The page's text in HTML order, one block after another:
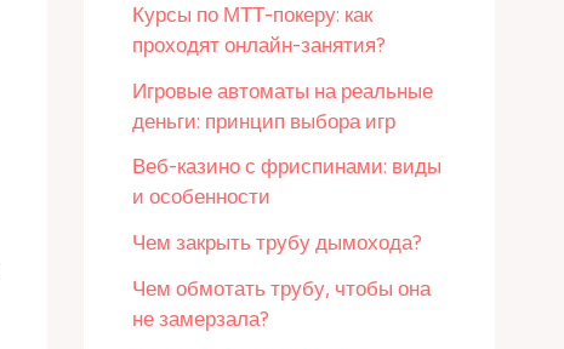
Курсы по МТТ-покеру: как
проходят онлайн-занятия?
Игровые автоматы на реальные
деньги: принцип выбора игр
Веб-казино с фриспинами: виды
и особенности
Чем закрыть трубу дымохода?
Чем обмотать трубу, чтобы она
не замерзала?